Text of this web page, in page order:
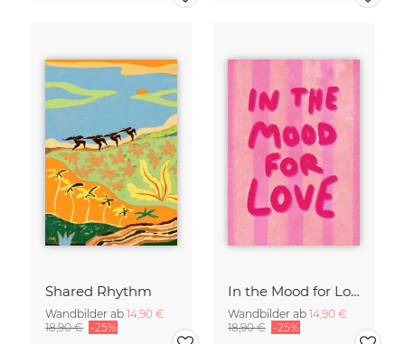
Shared Rhythm
Wandbilder ab 14,90 €
18,90 € -25%
In the Mood for Love - Handlettering
Wandbilder ab 14,90 €
18,90 € -25%